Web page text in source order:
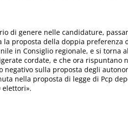
di genere nelle candidature,
la proposta della doppia preferenza
in Consiglio regionale, e si torna
cordate, e che ora rispuntano
sulla proposta degli
nella proposta di legge di Pcp
elettori».